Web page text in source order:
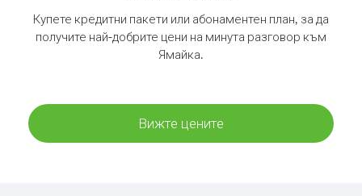
Купете кредитни пакети или абонаментен план, за да
получите най-добрите цени на минута разговор към
Ямайка.
Вижте цените